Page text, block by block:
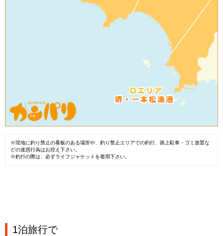
※現地に釣り禁止の看板のある場所や、釣り禁止エリアでの釣行、路上駐車・ゴミ放置な
どの迷惑行為はお控え下さい。
※釣行の際は、必ずライフジャケットを着用下さい。
1泊旅行で